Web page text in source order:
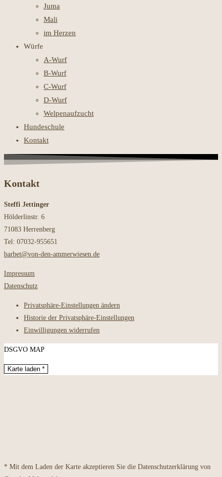
Juma
Mali
im Herzen
Würfe
A-Wurf
B-Wurf
C-Wurf
D-Wurf
Welpenaufzucht
Hundeschule
Kontakt
Kontakt
Steffi Jettinger
Hölderlinstr. 6
71083 Herrenberg
Tel: 07032-955651
barbet@von-den-ammerwiesen.de
Impressum
Datenschutz
Privatsphäre-Einstellungen ändern
Historie der Privatsphäre-Einstellungen
Einwilligungen widerrufen
DSGVO MAP
Karte laden *
* Mit dem Laden der Karte akzeptieren Sie die Datenschutzerklärung von